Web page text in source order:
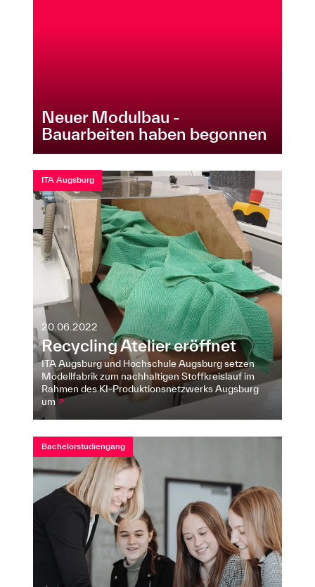
Neuer Modulbau -
Bauarbeiten haben begonnen
ITA Augsburg
20.06.2022
Recycling Atelier eröffnet
ITA Augsburg und Hochschule Augsburg setzen
Modellfabrik zum nachhaltigen Stoffkreislauf im
Rahmen des KI-Produktionsnetzwerks Augsburg
um↗
Bachelorstudiengang